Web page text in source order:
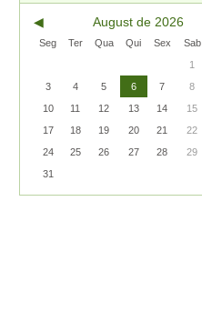
◀︎ August de 2026
Seg Ter Qua Qui Sex Sab
1
3
4 5 6 7 8
10
11 12 13 14 15
17
18 19 20 21 22
24
25 26 27 28 29
31